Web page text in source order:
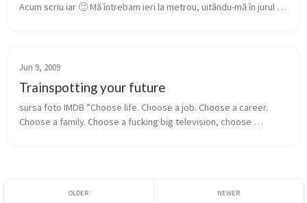
Acum scriu iar 🙂 Mă întrebam ieri la metrou, uitându-mă în jurul
Jun 9, 2009
Trainspotting your future
sursa foto IMDB ”Choose life. Choose a job. Choose a career.
Choose a family. Choose a fucking big television, choose